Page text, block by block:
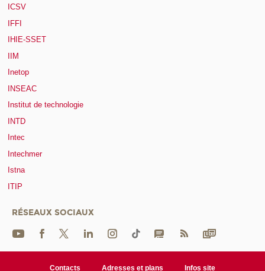
ICSV
IFFI
IHIE-SSET
IIM
Inetop
INSEAC
Institut de technologie
INTD
Intec
Intechmer
Istna
ITIP
RÉSEAUX SOCIAUX
Contacts Adresses et plans Infos site